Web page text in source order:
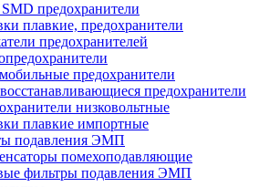
предохранители
плавкие, предохранители
предохранителей
предохранители
предохранители
низковольтные
плавкие импортные
подавления ЭМП
помехоподавляющие
фильтры подавления ЭМП